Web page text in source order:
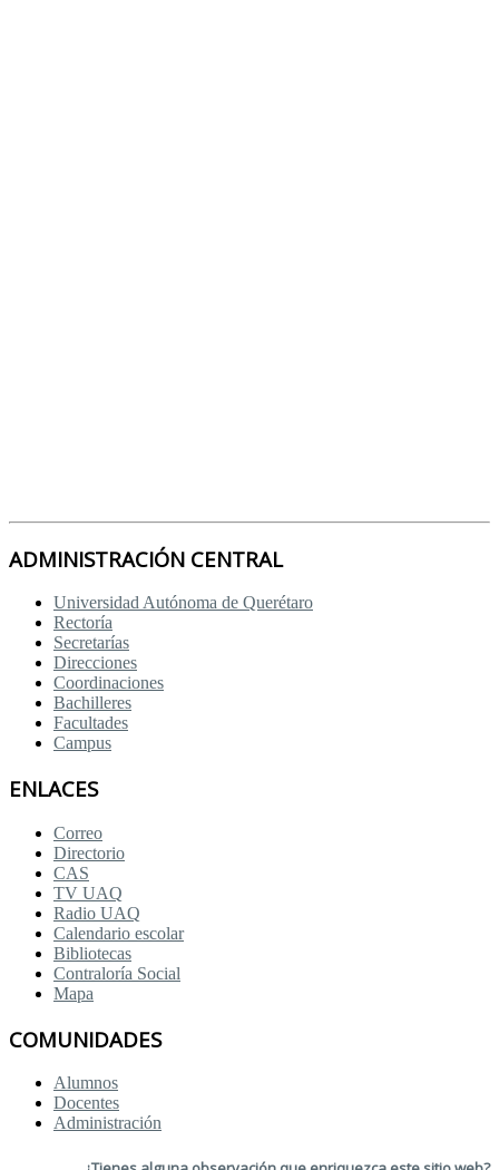
ADMINISTRACIÓN CENTRAL
Universidad Autónoma de Querétaro
Rectoría
Secretarías
Direcciones
Coordinaciones
Bachilleres
Facultades
Campus
ENLACES
Correo
Directorio
CAS
TV UAQ
Radio UAQ
Calendario escolar
Bibliotecas
Contraloría Social
Mapa
COMUNIDADES
Alumnos
Docentes
Administración